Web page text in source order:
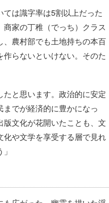
は識字率は5割以上だった
家の丁稚（でっち）クラス
農村部でも土地持ちの本百
らないといけない。そのた
と思います。政治的に安定
でが経済的に豊かになっ
文化が花開いたことも、文
や文学を享受する層で見れ